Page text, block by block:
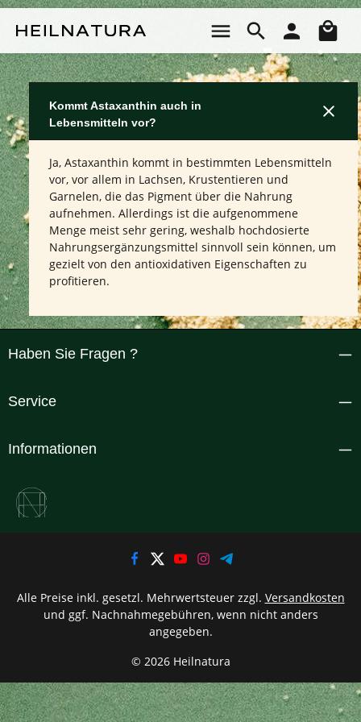
Kommt Astaxanthin auch in
Lebensmitteln vor?
Ja, Astaxanthin kommt in bestimmten Lebensmitteln
vor, vor allem in Lachsen, Krustentieren und
Garnelen, die das Pigment über die Nahrung
aufnehmen. Allerdings ist die aufgenommene
Menge meist sehr gering, weshalb hochdosierte
Nahrungsergänzungsmittel sinnvoll sein können, um
gezielt von den antioxidativen Eigenschaften zu
profitieren.
Haben Sie Fragen ?
Service
Informationen
© 2026 Heilnatura
Alle Preise inkl. gesetzl. Mehrwertsteuer zzgl. Versandkosten
und ggf. Nachnahmegebühren, wenn nicht anders
angegeben.